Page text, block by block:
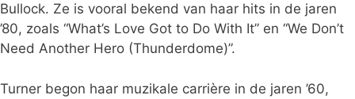
Bullock. Ze is vooral bekend van haar hits in de jaren
’80, zoals “What’s Love Got to Do With It” en “We Don’t
Need Another Hero (Thunderdome)”.
Turner begon haar muzikale carrière in de jaren ’60,